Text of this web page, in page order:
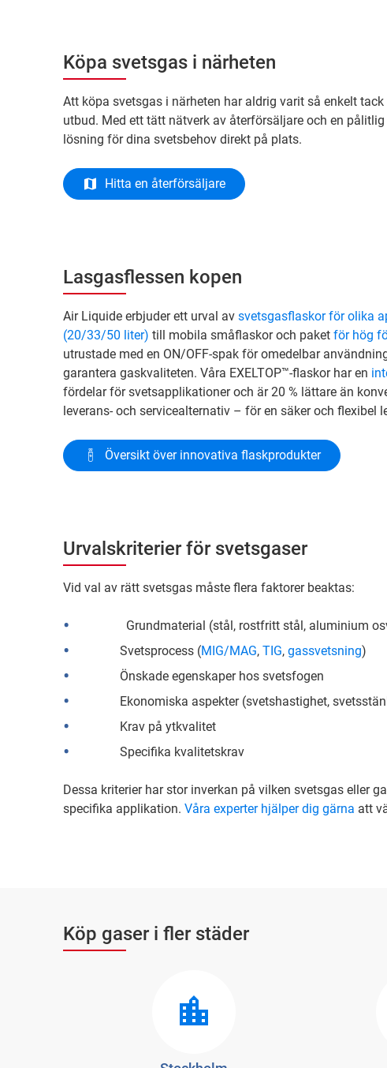
Köpa svetsgas i närheten
Att köpa svetsgas i närheten har aldrig varit så enkelt
utbud. Med ett tätt nätverk av återförsäljare och en
lösning för dina svetsbehov direkt på plats.
Hitta en återförsäljare
Lasgasflessen kopen
Air Liquide erbjuder ett urval av svetsgasflaskor för olika
(20/33/50 liter) till mobila småflaskor och paket för hög
utrustade med en ON/OFF-spak för omedelbar
garantera gaskvaliteten. Våra EXELTOP™-flaskor har en
fördelar för svetsapplikationer och är 20 % lättare än
leverans- och servicealternativ – för en säker och flexibel
Översikt över innovativa flaskprodukter
Urvalskriterier för svetsgaser
Vid val av rätt svetsgas måste flera faktorer beaktas:
Grundmaterial (stål, rostfritt stål, aluminium
Svetsprocess (MIG/MAG, TIG, gassvetsning)
Önskade egenskaper hos svetsfogen
Ekonomiska aspekter (svetshastighet,
Krav på ytkvalitet
Specifika kvalitetskrav
Dessa kriterier har stor inverkan på vilken svetsgas eller
specifika applikation. Våra experter hjälper dig gärna att
Köp gaser i fler städer